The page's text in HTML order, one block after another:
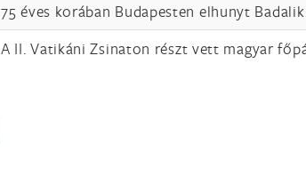
75 éves korában Budapesten elhunyt
A II. Vatikáni Zsinaton részt vett magyar